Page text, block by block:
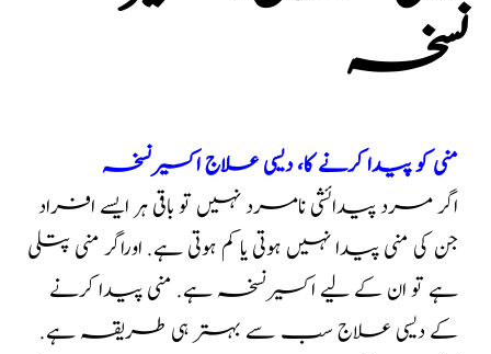
نسخہ
منی کو پیدا کرنے کا، دیسی علاج اکسیر نسخہ
اگر مرد پیدائشی نامرد نہیں تو باقی ہر ایسے افراد
جن کی منی پیدا نہیں ہوتی یا کم ہوتی ہے. اوراگر منی پتلی
ہے تو ان کے لیے اکسیر نسخہ ہے. منی پیدا کرنے
کے دیسی علاج سب سے بہتر ہی طریقہ ہے.